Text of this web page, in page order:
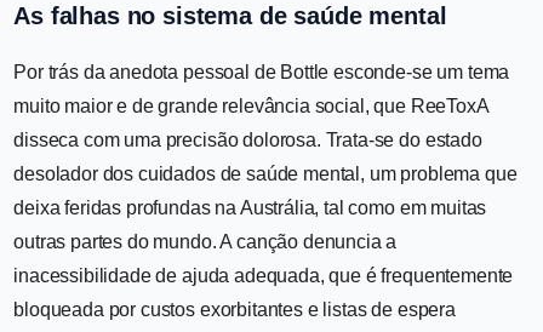
As falhas no sistema de saúde mental
Por trás da anedota pessoal de Bottle esconde-se um tema
muito maior e de grande relevância social, que ReeToxA
disseca com uma precisão dolorosa. Trata-se do estado
desolador dos cuidados de saúde mental, um problema que
deixa feridas profundas na Austrália, tal como em muitas
outras partes do mundo. A canção denuncia a
inacessibilidade de ajuda adequada, que é frequentemente
bloqueada por custos exorbitantes e listas de espera